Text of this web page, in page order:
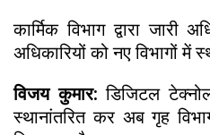
कार्मिक विभाग द्वारा
अधिकारियों को नए विभागों में
विजय कुमार: डिजिटल
स्थानांतरित कर अब गृह